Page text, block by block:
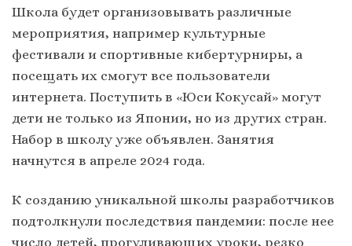
Школа будет организовывать различные
мероприятия, например культурные
фестивали и спортивные кибертурниры, а
посещать их смогут все пользователи
интернета. Поступить в «Юси Кокусай» могут
дети не только из Японии, но из других стран.
Набор в школу уже объявлен. Занятия
начнутся в апреле 2024 года.
К созданию уникальной школы разработчиков
подтолкнули последствия пандемии: после нее
число детей, прогуливающих уроки, резко